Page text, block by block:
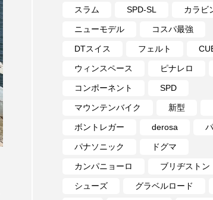
スラム SPD-SL カラビ
ニューモデル コスパ最強
DTスイス フェルト
ウィンスペース ピナレロ
コンポーネント SPD
マウンテンバイク 新型
ボントレガー derosa
パナソニック ドグマ
カンパニョーロ ブリヂストン
シューズ グラベルロード